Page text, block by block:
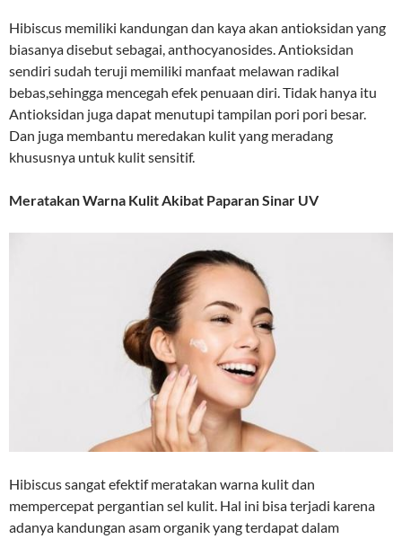
Hibiscus memiliki kandungan dan kaya akan antioksidan yang
biasanya disebut sebagai, anthocyanosides. Antioksidan
sendiri sudah teruji memiliki manfaat melawan radikal
bebas,sehingga mencegah efek penuaan diri. Tidak hanya itu
Antioksidan juga dapat menutupi tampilan pori pori besar.
Dan juga membantu meredakan kulit yang meradang
khususnya untuk kulit sensitif.
Meratakan Warna Kulit Akibat Paparan Sinar UV
Hibiscus sangat efektif meratakan warna kulit dan
mempercepat pergantian sel kulit. Hal ini bisa terjadi karena
adanya kandungan asam organik yang terdapat dalam